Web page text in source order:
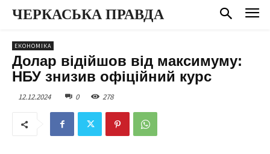
ЧЕРКАСЬКА ПРАВДА
ЕКОНОМІКА
Долар відійшов від максимуму:
НБУ знизив офіційний курс
12.12.2024 0 278